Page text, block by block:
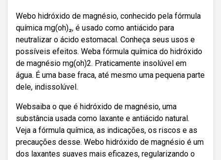
Webo hidróxido de magnésio, conhecido pela fórmula
química mg(oh)₂, é usado como antiácido para
neutralizar o ácido estomacal. Conheça seus usos e
possíveis efeitos. Weba fórmula química do hidróxido
de magnésio mg(oh)2. Praticamente insolúvel em
água. É uma base fraca, até mesmo uma pequena parte
dele, indissolúvel.
Websaiba o que é hidróxido de magnésio, uma
substância usada como laxante e antiácido natural.
Veja a fórmula química, as indicações, os riscos e as
precauções desse. Webo hidróxido de magnésio é um
dos laxantes suaves mais eficazes, regularizando o